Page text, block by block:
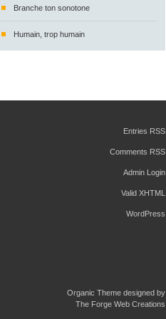
Branche ton sonotone
Humain, trop humain
Entries RSS
Comments RSS
Admin Login
Valid XHTML
WordPress
Organic Theme designed by
The Forge Web Creations